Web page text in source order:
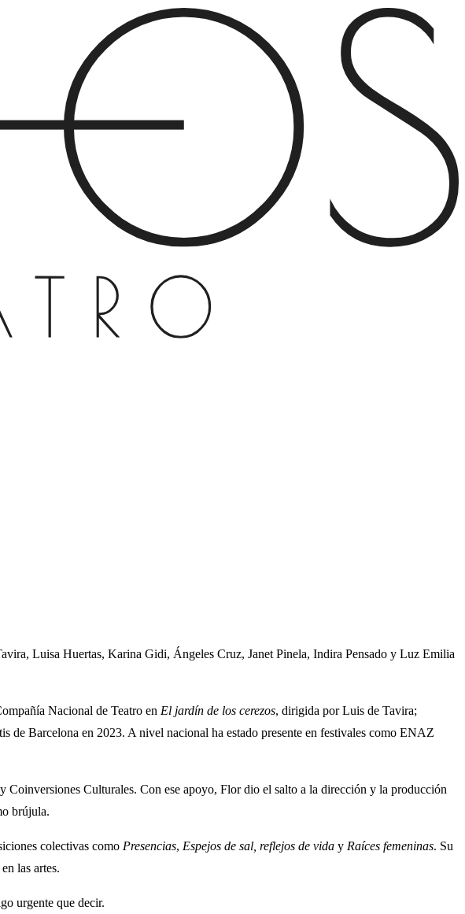
Luisa Huertas, Karina Gidi, Ángeles Cruz, Janet Pinela, Indira Pensado y Luz Emilia
Nacional de Teatro en El jardín de los cerezos, dirigida por Luis de Tavira;
Barcelona en 2023. A nivel nacional ha estado presente en festivales como ENAZ
Coinversiones Culturales. Con ese apoyo, Flor dio el salto a la dirección y la producción
brújula.
colectivas como Presencias, Espejos de sal, reflejos de vida y Raíces femeninas. Su
las artes.
urgente que decir.